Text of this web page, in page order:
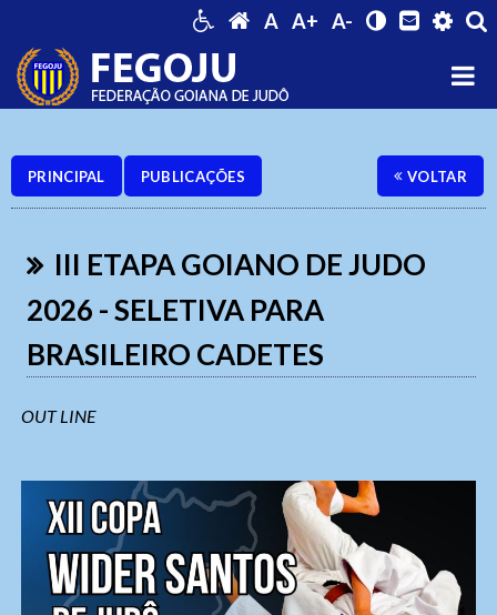
A A+ A-
PRINCIPAL PUBLICAÇÕES VOLTAR
III ETAPA GOIANO DE JUDO
2026 - SELETIVA PARA
BRASILEIRO CADETES
OUT LINE